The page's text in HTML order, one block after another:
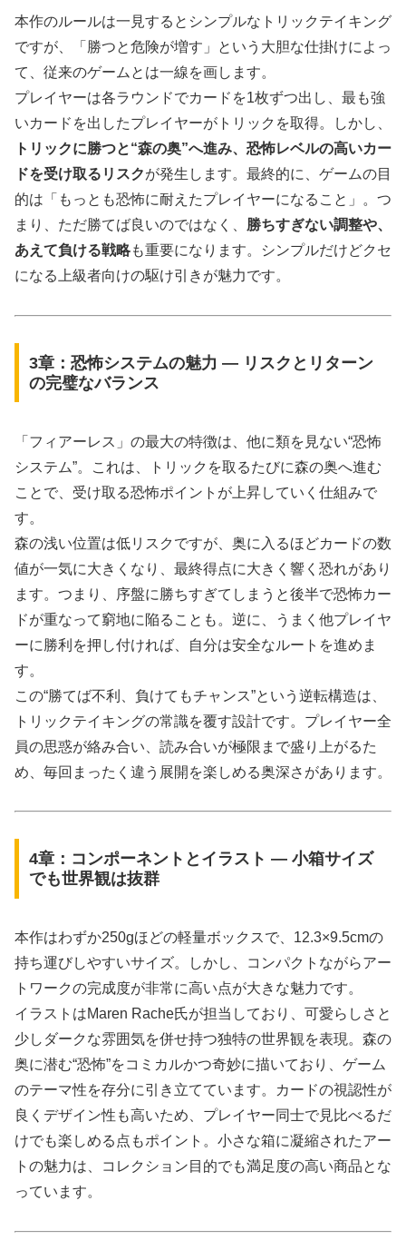
本作のルールは一見するとシンプルなトリックテイキング
ですが、「勝つと危険が増す」という大胆な仕掛けによっ
て、従来のゲームとは一線を画します。
プレイヤーは各ラウンドでカードを1枚ずつ出し、最も強
いカードを出したプレイヤーがトリックを取得。しかし、
トリックに勝つと“森の奥”へ進み、恐怖レベルの高いカー
ドを受け取るリスクが発生します。最終的に、ゲームの目
的は「もっとも恐怖に耐えたプレイヤーになること」。つ
まり、ただ勝てば良いのではなく、 勝ちすぎない調整や、
あえて負ける戦略も重要になります。シンプルだけどクセ
になる上級者向けの駆け引きが魅力です。
3章：恐怖システムの魅力 ― リスクとリターン
の完璧なバランス
「フィアーレス」の最大の特徴は、他に類を見ない“恐怖
システム”。これは、トリックを取るたびに森の奥へ進む
ことで、受け取る恐怖ポイントが上昇していく仕組みで
す。
森の浅い位置は低リスクですが、奥に入るほどカードの数
値が一気に大きくなり、最終得点に大きく響く恐れがあり
ます。つまり、序盤に勝ちすぎてしまうと後半で恐怖カー
ドが重なって窮地に陥ることも。逆に、うまく他プレイヤ
ーに勝利を押し付ければ、自分は安全なルートを進めま
す。
この“勝てば不利、負けてもチャンス”という逆転構造は、
トリックテイキングの常識を覆す設計です。プレイヤー全
員の思惑が絡み合い、読み合いが極限まで盛り上がるた
め、毎回まったく違う展開を楽しめる奥深さがあります。
4章：コンポーネントとイラスト ― 小箱サイズ
でも世界観は抜群
本作はわずか250gほどの軽量ボックスで、12.3×9.5cmの
持ち運びしやすいサイズ。しかし、コンパクトながらアー
トワークの完成度が非常に高い点が大きな魅力です。
イラストはMaren Rache氏が担当しており、可愛らしさと
少しダークな雰囲気を併せ持つ独特の世界観を表現。森の
奥に潜む“恐怖”をコミカルかつ奇妙に描いており、ゲーム
のテーマ性を存分に引き立てています。カードの視認性が
良くデザイン性も高いため、プレイヤー同士で見比べるだ
けでも楽しめる点もポイント。小さな箱に凝縮されたアー
トの魅力は、コレクション目的でも満足度の高い商品とな
っています。